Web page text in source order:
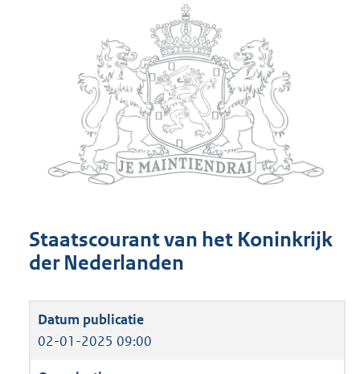
Staatscourant van het Koninkrijk
der Nederlanden
02-01-2025 09:00